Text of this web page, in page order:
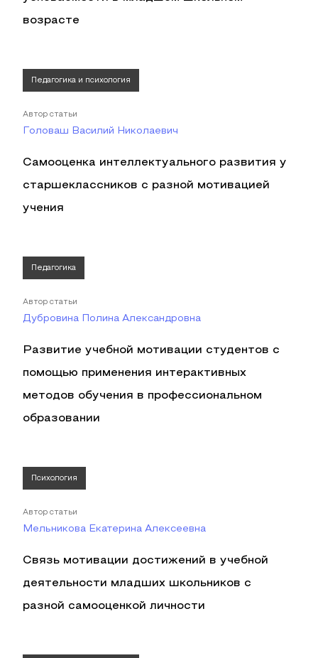
возрасте
Педагогика и психология
Автор статьи
Головаш Василий Николаевич
Самооценка интеллектуального развития у
старшеклассников с разной мотивацией
учения
Педагогика
Автор статьи
Дубровина Полина Александровна
Развитие учебной мотивации студентов с
помощью применения интерактивных
методов обучения в профессиональном
образовании
Психология
Автор статьи
Мельникова Екатерина Алексеевна
Связь мотивации достижений в учебной
деятельности младших школьников с
разной самооценкой личности